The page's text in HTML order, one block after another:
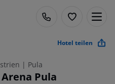
Hotel teilen
| Pula
Pula